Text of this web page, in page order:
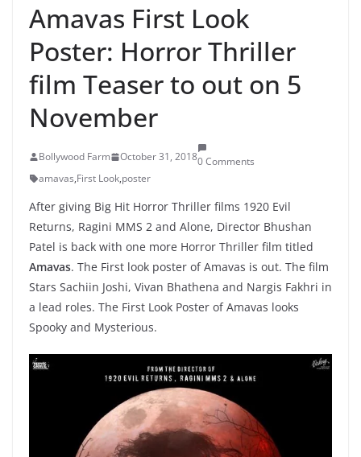
Amavas First Look
Poster: Horror Thriller
film Teaser to out on 5
November
Bollywood Farm October 31, 20180 Comments
amavas,First Look,poster
After giving Big Hit Horror Thriller films 1920 Evil
Returns, Ragini MMS 2 and Alone, Director Bhushan
Patel is back with one more Horror Thriller film titled
Amavas. The First look poster of Amavas is out. The film
Stars Sachiin Joshi, Vivan Bhathena and Nargis Fakhri in
a lead roles. The First Look Poster of Amavas looks
Spooky and Mysterious.